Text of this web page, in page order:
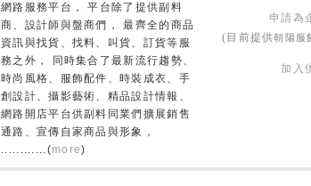
網路服務平台， 平台除了提供副料
商、設計師與盤商們， 最齊全的商品
資訊與找貨、找料、叫貨、訂貨等服
務之外， 同時集合了最新流行趨勢、
時尚風格、服飾配件、時裝成衣、手
創設計、攝影藝術、精品設計情報、
網路開店平台供副料同業們擴展銷售
通路、宣傳自家商品與形象，
............(more)
申請為
(目前提供朝陽服
加入